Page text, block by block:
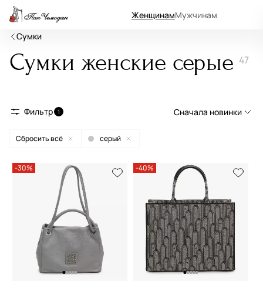
ЖенщинамМужчинам
Сумки
Сумки женские серые 47
Фильтр 1 Сначала новинки
Сначала популярные
По возрастанию цены
По убыванию цены
По размеру скидки
По скорости доставки
Сбросить всё серый
-30% -40%